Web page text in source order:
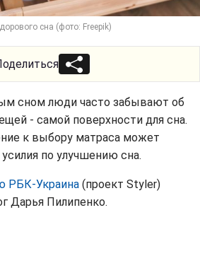
сна (фото: Freepik)
сном люди часто забывают об
- самой поверхности для сна.
к выбору матраса может
по улучшению сна.
РБК-Украина (проект Styler)
Дарья Пилипенко.